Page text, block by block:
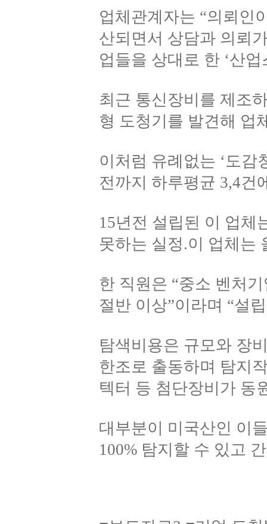
업체관계자는 “의뢰인
산되면서 상담과 의뢰
업들을 상대로 한 ‘산
최근 통신장비를 제조
형 도청기를 발견해 업
이처럼 유례없는 ‘도
전까지 하루평균 3,4건
15년전 설립된 이 업체
못하는 실정.이 업체는
한 직원은 “중소 벤처
절반 이상”이라며 “설
탐색비용은 규모와 장
한조로 출동하며 탐지
텍터 등 첨단장비가 동
대부분이 미국산인 이
100% 탐지할 수 있고